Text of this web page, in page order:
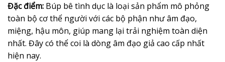
Đặc điểm: Búp bê tình dục là loại sản phẩm mô phỏng
toàn bộ cơ thể người với các bộ phận như âm đạo,
miệng, hậu môn, giúp mang lại trải nghiệm toàn diện
nhất. Đây có thể coi là dòng âm đạo giả cao cấp nhất
hiện nay.